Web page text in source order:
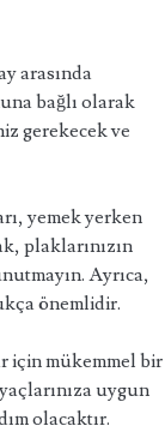
arasında
bağlı olarak
gerekecek ve
yemek yerken
plaklarınızın
Ayrıca,
önemlidir.
için mükemmel bir
uygun
olacaktır.